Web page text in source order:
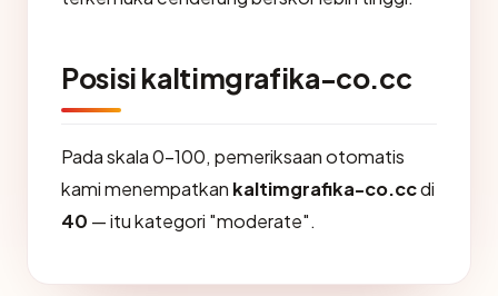
Posisi kaltimgrafika-co.cc
Pada skala 0-100, pemeriksaan otomatis
kami menempatkan kaltimgrafika-co.ccdi
40 — itu kategori "moderate".